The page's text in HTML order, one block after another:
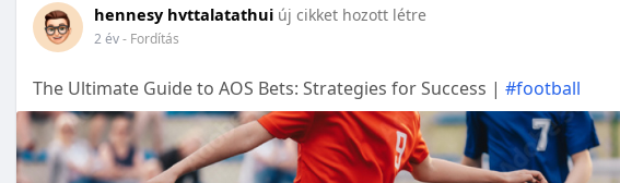
hennesy hvttalatathui új cikket hozott létre
2 év- Fordítás
The Ultimate Guide to AOS Bets: Strategies for Success | #football